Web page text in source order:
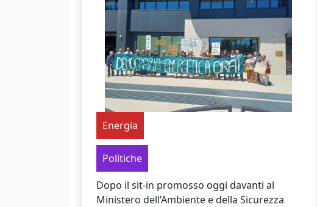
Energia
Politiche
Dopo il sit-in promosso oggi davanti al
Ministero dell’Ambiente e della Sicurezza